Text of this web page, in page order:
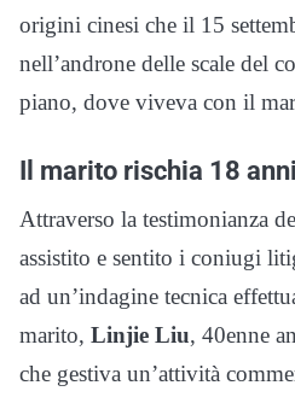
origini cinesi che il 15
nell’androne delle scale del
piano, dove viveva con il
Il marito rischia 18 anni
Attraverso la testimonianza
assistito e sentito i coniugi
ad un’indagine tecnica
marito, Linjie Liu, 40enne
che gestiva un’attività